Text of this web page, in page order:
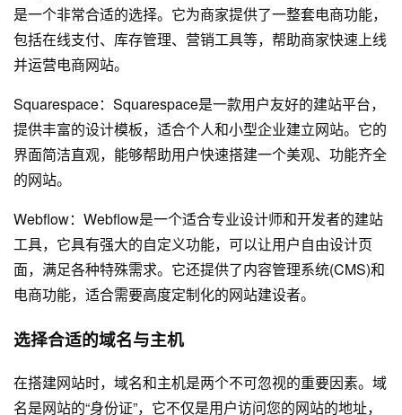
是一个非常合适的选择。它为商家提供了一整套电商功能，
包括在线支付、库存管理、营销工具等，帮助商家快速上线
并运营电商网站。
Squarespace：Squarespace是一款用户友好的建站平台，
提供丰富的设计模板，适合个人和小型企业建立网站。它的
界面简洁直观，能够帮助用户快速搭建一个美观、功能齐全
的网站。
Webflow：Webflow是一个适合专业设计师和开发者的建站
工具，它具有强大的自定义功能，可以让用户自由设计页
面，满足各种特殊需求。它还提供了内容管理系统(CMS)和
电商功能，适合需要高度定制化的网站建设者。
选择合适的域名与主机
在搭建网站时，域名和主机是两个不可忽视的重要因素。域
名是网站的“身份证”，它不仅是用户访问您的网站的地址，